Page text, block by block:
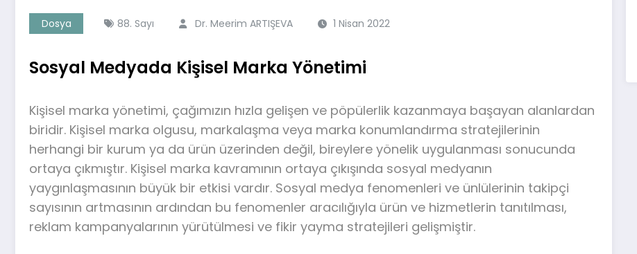
Dosya 88. Sayı Dr. Meerim ARTIŞEVA 1 Nisan 2022
Sosyal Medyada Kişisel Marka Yönetimi
Kişisel marka yönetimi, çağımızın hızla gelişen ve pöpülerlik kazanmaya başayan alanlardan
biridir. Kişisel marka olgusu, markalaşma veya marka konumlandırma stratejilerinin
herhangi bir kurum ya da ürün üzerinden değil, bireylere yönelik uygulanması sonucunda
ortaya çıkmıştır. Kişisel marka kavramının ortaya çıkışında sosyal medyanın
yaygınlaşmasının büyük bir etkisi vardır. Sosyal medya fenomenleri ve ünlülerinin takipçi
sayısının artmasının ardından bu fenomenler aracılığıyla ürün ve hizmetlerin tanıtılması,
reklam kampanyalarının yürütülmesi ve fikir yayma stratejileri gelişmiştir.